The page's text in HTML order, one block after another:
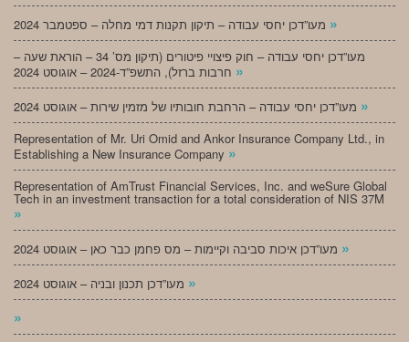
»
מעו”דכן יחסי עבודה – חוק פיצויי פיטורים (תיקון מס’ 34 – הוראת שעה –
»
»
Representation of Mr. Uri Omid and Ankor Insurance Company Ltd., in
Establishing a New Insurance Company »
Representation of AmTrust Financial Services, Inc. and weSure Global
Tech in an investment transaction for a total consideration of NIS 37M
»
»
»
»